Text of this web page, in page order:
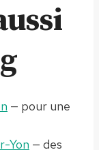
— pour une
Yon — des